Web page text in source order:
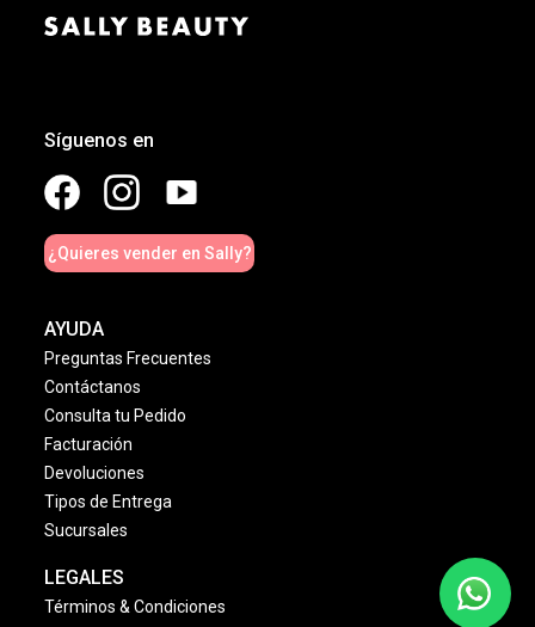
Síguenos en
¿Quieres vender en Sally?
AYUDA
Preguntas Frecuentes
Contáctanos
Consulta tu Pedido
Facturación
Devoluciones
Tipos de Entrega
Sucursales
LEGALES
Términos & Condiciones